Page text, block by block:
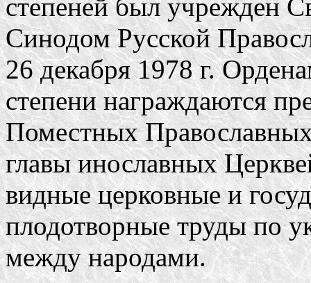
степеней был учрежден
Синодом Русской
26 декабря 1978 г.
степени награждаются
Поместных
главы инославных
видные церковные и
плодотворные труды по
между народами.